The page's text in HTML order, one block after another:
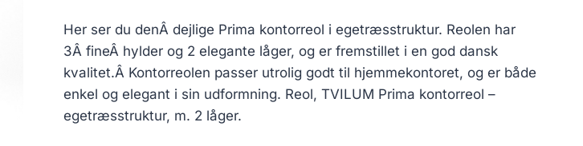
Her ser du denÂ dejlige Prima kontorreol i egetræsstruktur. Reolen har
3Â fineÂ hylder og 2 elegante låger, og er fremstillet i en god dansk
kvalitet.Â Kontorreolen passer utrolig godt til hjemmekontoret, og er både
enkel og elegant i sin udformning. Reol, TVILUM Prima kontorreol –
egetræsstruktur, m. 2 låger.